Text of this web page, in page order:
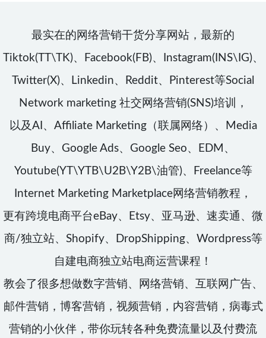
最实在的网络营销干货分享网站，最新的
Tiktok(TT\TK)、Facebook(FB)、Instagram(INS\IG)、
Twitter(X)、Linkedin、Reddit、Pinterest等Social
Network marketing 社交网络营销(SNS)培训，
以及AI、Affiliate Marketing（联属网络）、Media
Buy、Google Ads、Google Seo、EDM、
Youtube(YT\YTB\U2B\Y2B\油管)、Freelance等
Internet Marketing Marketplace网络营销教程，
更有跨境电商平台eBay、Etsy、亚马逊、速卖通、微
商/独立站、Shopify、DropShipping、Wordpress等
自建电商独立站电商运营课程！
教会了很多想做数字营销、网络营销、互联网广告、
邮件营销，博客营销，视频营销，内容营销，病毒式
营销的小伙伴，带你玩转各种免费流量以及付费流